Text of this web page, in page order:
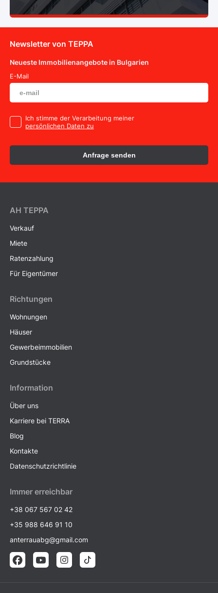
Newsletter von TEPPA
Neueste Immobilienangebote in Bulgarien
E-Mail
Ich stimme der Verarbeitung meiner
persönlichen Daten zu
Anfrage senden
AH ТEPPA
Verkauf
Miete
Ratenzahlung
Für Eigentümer
Richtungen
Wohnungen
Häuser
Gewerbeimmobilien
Grundstücke
Information
Über uns
Karriere bei TERRA
Blog
Kontakte
Datenschutzrichtlinie
Immer erreichbar
+38 067 567 02 42
+35 988 646 91 10
anterrauabg@gmail.com